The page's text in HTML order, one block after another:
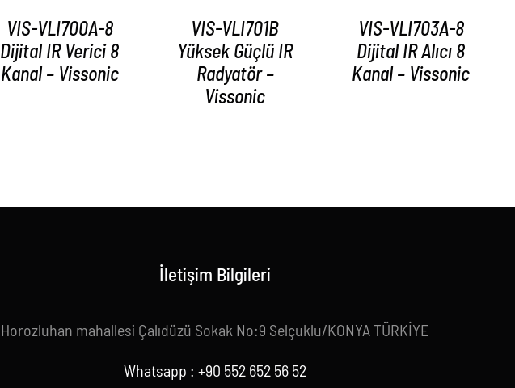
VIS-VLI700A-8
Dijital IR Verici 8
Kanal – Vissonic
VIS-VLI701B
Yüksek Güçlü IR
Radyatör –
Vissonic
VIS-VLI703A-8
Dijital IR Alıcı 8
Kanal – Vissonic
İletişim Bilgileri
Horozluhan mahallesi Çalıdüzü Sokak No:9 Selçuklu/KONYA TÜRKİYE
Whatsapp : +90 552 652 56 52